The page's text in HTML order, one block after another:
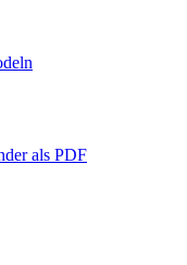
als PDF